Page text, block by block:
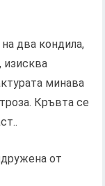
два кондила,
изисква
минава
Кръвта се
от